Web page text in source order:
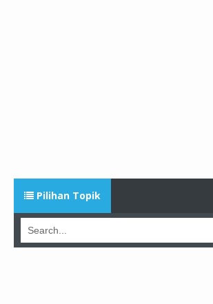
Pilihan Topik